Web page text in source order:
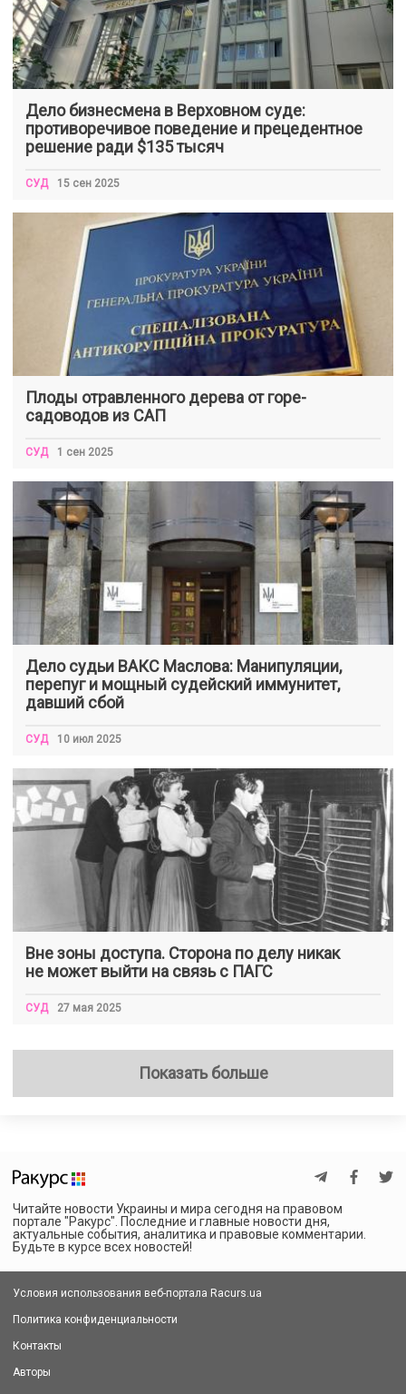
Дело бизнесмена в Верховном суде:
противоречивое поведение и прецедентное
решение ради $135 тысяч
СУД 15 сен 2025
Плоды отравленного дерева от горе-
садоводов из САП
СУД 1 сен 2025
Дело судьи ВАКС Маслова: Манипуляции,
перепуг и мощный судейский иммунитет,
давший сбой
СУД 10 июл 2025
Вне зоны доступа. Сторона по делу никак
не может выйти на связь с ПАГС
СУД 27 мая 2025
Показать больше
Читайте новости Украины и мира сегодня на правовом
портале "Ракурс". Последние и главные новости дня,
актуальные события, аналитика и правовые комментарии.
Будьте в курсе всех новостей!
Условия использования веб-портала Racurs.ua
Политика конфиденциальности
Контакты
Авторы